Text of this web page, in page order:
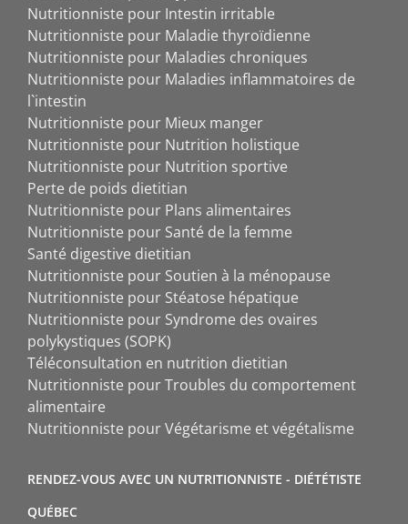
Nutritionniste pour Intestin irritable
Nutritionniste pour Maladie thyroïdienne
Nutritionniste pour Maladies chroniques
Nutritionniste pour Maladies inflammatoires de
l`intestin
Nutritionniste pour Mieux manger
Nutritionniste pour Nutrition holistique
Nutritionniste pour Nutrition sportive
Perte de poids dietitian
Nutritionniste pour Plans alimentaires
Nutritionniste pour Santé de la femme
Santé digestive dietitian
Nutritionniste pour Soutien à la ménopause
Nutritionniste pour Stéatose hépatique
Nutritionniste pour Syndrome des ovaires
polykystiques (SOPK)
Téléconsultation en nutrition dietitian
Nutritionniste pour Troubles du comportement
alimentaire
Nutritionniste pour Végétarisme et végétalisme
RENDEZ-VOUS AVEC UN NUTRITIONNISTE - DIÉTÉTISTE
QUÉBEC